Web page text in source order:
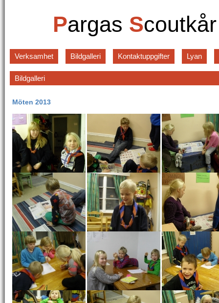
Pargas S
Verksamhet Bildgalleri Kontaktuppgifter Lyan
Bildgalleri
Möten 2013